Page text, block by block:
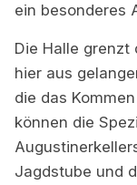
ein besonderes
Die Halle grenzt
hier aus
die das
können die
Jagdstube und